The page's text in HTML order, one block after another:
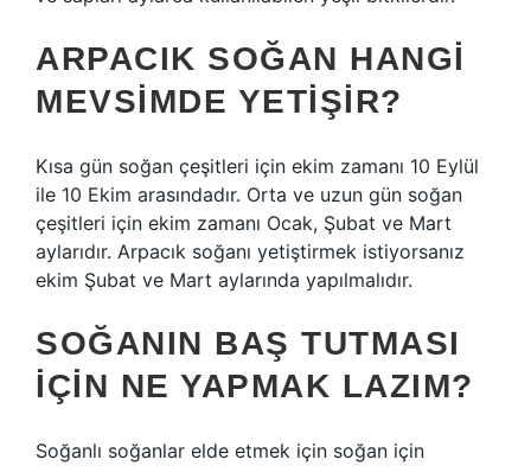
ARPACIK SOĞAN HANGI
MEVSIMDE YETIŞIR?
Kısa gün soğan çeşitleri için ekim zamanı 10 Eylül
ile 10 Ekim arasındadır. Orta ve uzun gün soğan
çeşitleri için ekim zamanı Ocak, Şubat ve Mart
aylarıdır. Arpacık soğanı yetiştirmek istiyorsanız
ekim Şubat ve Mart aylarında yapılmalıdır.
SOĞANIN BAŞ TUTMASI
IÇIN NE YAPMAK LAZIM?
Soğanlı soğanlar elde etmek için soğan için